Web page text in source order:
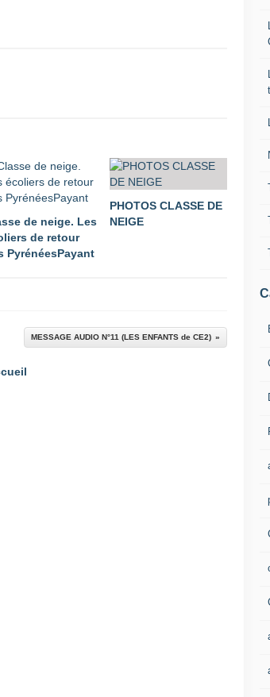
de neige. Les
de retour
PyrénéesPayant
PHOTOS CLASSE DE
NEIGE
MESSAGE AUDIO N°11 (LES ENFANTS de CE2)